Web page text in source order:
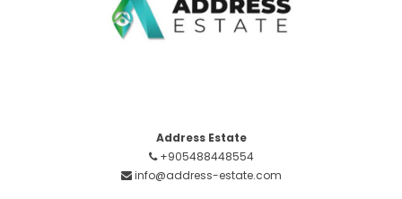
Address Estate
+905488448554
info@address-estate.com